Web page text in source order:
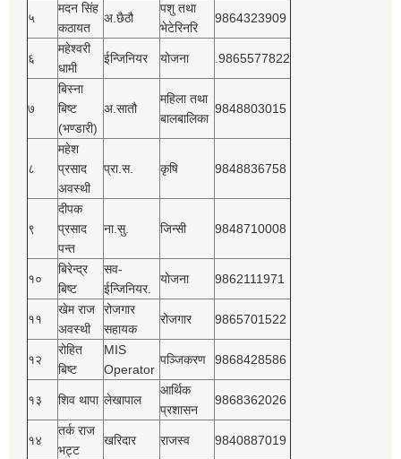
५
मदन सिंह
कठायत
अ.छैठौ
पशु तथा
भेटेरिनरि
9864323909
६
महेश्‍वरी
धामी
ईन्जिनियर योजना .9865577822
७
बिस्‍ना
बिष्‍ट
(भण्डारी)
अ.सातौ
महिला तथा
बालबालिका
9848803015
८
महेश
प्रसाद
अवस्थी
प्रा.स. कृषि 9848836758
९
दीपक
प्रसाद
पन्त
ना.सु. जिन्सी 9848710008
१०
बिरेन्द्र
बिष्‍ट
सव-
ईन्जिनियर.
योजना 9862111971
११
खेम राज
अवस्थी
रोजगार
सहायक
रोजगार 9865701522
१२
रोहित
बिष्‍ट
MIS
Operator
पञ्‍जिकरण 9868428586
१३ शिव थापा लेखापाल
आर्थिक
प्रशासन
9868362026
१४
तर्क राज
भट्ट
खरिदार राजस्‍व 9840887019